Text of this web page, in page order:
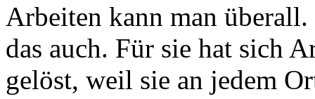
Arbeiten kann man
das auch. Für sie hat sich
gelöst, weil sie an jedem